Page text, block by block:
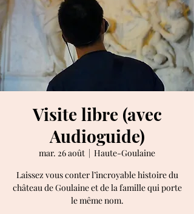
Visite libre (avec
Audioguide)
mar. 26 août
  |
Haute-Goulaine
Laissez vous conter l’incroyable histoire du
château de Goulaine et de la famille qui porte
le même nom.